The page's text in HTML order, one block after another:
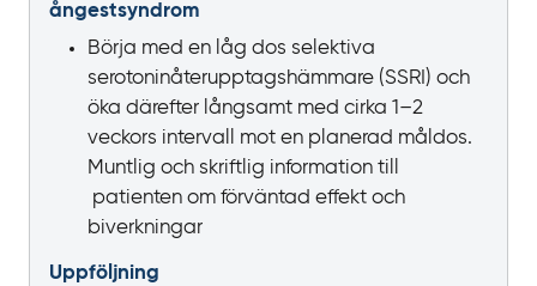
ångestsyndrom
Börja med en låg dos selektiva
serotoninåterupptagshämmare (SSRI) och
öka därefter långsamt med cirka 1–2
veckors intervall mot en planerad måldos.
Muntlig och skriftlig information till
patienten om förväntad effekt och
biverkningar
Uppföljning